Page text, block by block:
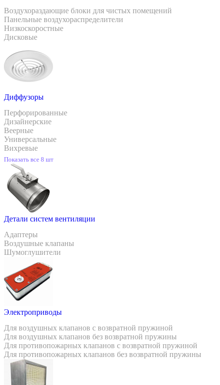
Воздухораздающие блоки для чистых помещений
Панельные воздухораспределители
Низкоскоростные
Дисковые
Диффузоры
Перфорированные
Дизайнерские
Веерные
Универсальные
Вихревые
Показать все 8 шт
Детали систем вентиляции
Адаптеры
Воздушные клапаны
Шумоглушители
Электроприводы
Для воздушных клапанов с возвратной пружиной
Для воздушных клапанов без возвратной пружины
Для противопожарных клапанов с возвратной пружиной
Для противопожарных клапанов без возвратной пружины